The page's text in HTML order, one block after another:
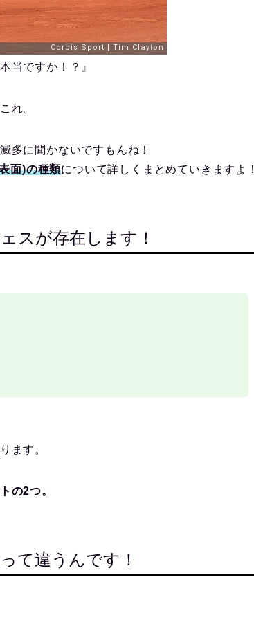
当ですか！？』
れ。
多に聞かないですもんね！
面)の種類について詳しくまとめていきますよ！
スが存在します！
ます。
の2つ。
て違うんです！